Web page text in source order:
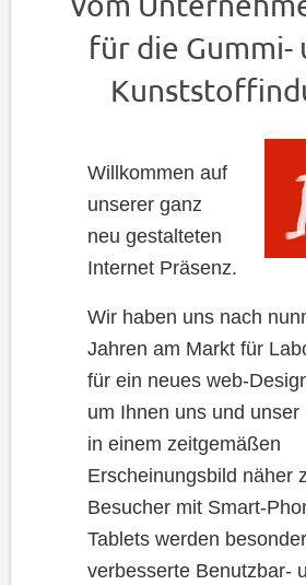
für die Gummi-
Willkommen auf
unserer ganz
neu gestalteten
Internet Präsenz.
Wir haben uns nach
Jahren am Markt für
für ein neues web-
um Ihnen uns und unser
in einem zeitgemäßen
Erscheinungsbild näher
Besucher mit Smart-
Tablets werden
verbesserte Benutzbar-